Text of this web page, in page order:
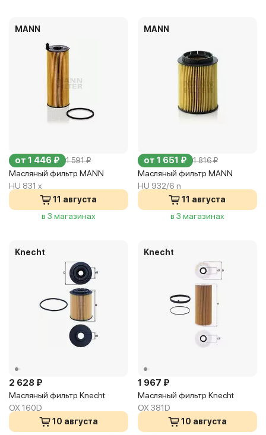
MANN
от 1 446 ₽ 1 591 ₽
Масляный фильтр MANN
HU 831 x
11 августа
в 3 магазинах
MANN
от 1 651 ₽ 1 816 ₽
Масляный фильтр MANN
HU 932/6 n
11 августа
в 3 магазинах
Knecht
2 628 ₽
Масляный фильтр Knecht
OX 160D
10 августа
Knecht
1 967 ₽
Масляный фильтр Knecht
OX 381D
10 августа